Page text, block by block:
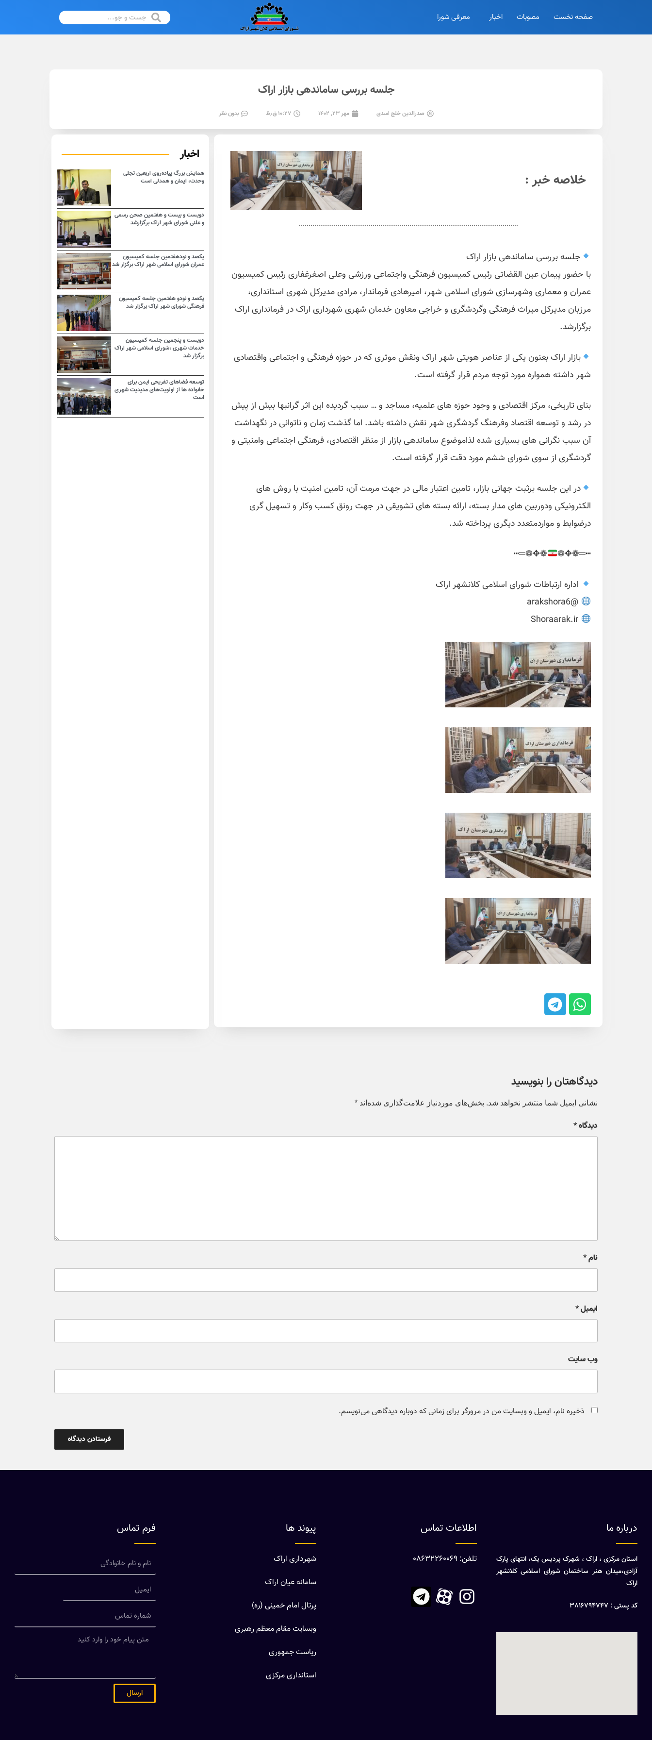
صفحه نخست مصوبات اخبار معرفی شورا
جلسه بررسی ساماندهی بازار اراک
صدرالدین خلج اسدی مهر ۲۳, ۱۴۰۲ ۱۰:۲۷ ق٫ظ بدون نظر
خلاصه خبر :
جلسه بررسی ساماندهی بازار اراک
با حضور پیمان عین القضاتی رئیس کمیسیون فرهنگی واجتماعی ورزشی وعلی اصغرغفاری رئیس کمیسیون
عمران و معماری وشهرسازی شورای اسلامی شهر، امیرهادی فرماندار، مرادی مدیرکل شهری استانداری،
مرزبان مدیرکل میراث فرهنگی وگردشگری و خراجی معاون خدمان شهری شهرداری اراک در فرمانداری اراک
برگزارشد.
بازار اراک بعنون یکی از عناصر هویتی شهر اراک ونقش موثری که در حوزه فرهنگی و اجتماعی واقتصادی
شهر داشته همواره مورد توجه مردم قرار گرفته است.
بنای تاریخی، مرکز اقتصادی و وجود حوزه های علمیه، مساجد و … سبب گردیده این اثر گرانبها بیش از پیش
در رشد و توسعه اقتصاد وفرهنگ گردشگری شهر نقش داشته باشد. اما گذشت زمان و ناتوانی در نگهداشت
آن سبب نگرانی های بسیاری شده لذاموضوع ساماندهی بازار از منظر اقتصادی، فرهنگی اجتماعی وامنیتی و
گردشگری از سوی شورای ششم مورد دقت قرار گرفته است.
در این جلسه برثبت جهانی بازار، تامین اعتبار مالی در جهت مرمت آن، تامین امنیت با روش های
الکترونیکی ودوربین های مدار بسته، ارائه بسته های تشویقی در جهت رونق کسب وکار و تسهیل گری
درضوابط و مواردمتعدد دیگری پرداخته شد.
┅═❁✥❁
❁✥❁═┅
اداره ارتباطات شورای اسلامی کلانشهر اراک
@arakshora6
اخبار
همایش بزرگ پیاده‌روی اربعین تجلی
وحدت، ایمان و همدلی است
دویست و بیست و هفتمین صحن رسمی
و علنی شورای شهر اراک برگزارشد
یکصد و نودهفتمین جلسه کمیسیون
عمران شورای اسلامی شهر اراک برگزار شد
یکصد و نودو هفتمین جلسه کمیسیون
فرهنگی شورای شهر اراک برگزار شد
دویست و پنجمین جلسه کمیسیون
خدمات شهری ،شورای اسلامی شهر اراک
برگزار شد
توسعه فضاهای تفریحی ایمن برای
خانواده ها از اولویت‌های مدیدیت شهری
است
دیدگاهتان را بنویسید
نشانی ایمیل شما منتشر نخواهد شد. بخش‌های موردنیاز علامت‌گذاری شده‌اند *
دیدگاه*
نام*
ایمیل*
وب‌ سایت
ذخیره نام، ایمیل و وبسایت من در مرورگر برای زمانی که دوباره دیدگاهی می‌نویسم.
درباره ما
استان مرکزی ، اراک ، شهرک پردیس یک، انتهای پارک
آزادی،میدان هنر ساختمان شورای اسلامی کلانشهر
اراک
کد پستی : 3816794747
اطلاعات تماس
تلفن: 08632260069
پیوند ها
شهرداری اراک
سامانه عیان اراک
پرتال امام خمینی (ره)
وبسایت مقام معظم رهبری
ریاست جمهوری
استانداری مرکزی
فرم تماس
ارسال